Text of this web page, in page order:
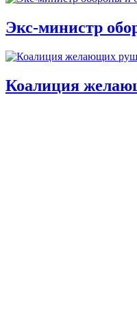
Экс-министр
Коалиция